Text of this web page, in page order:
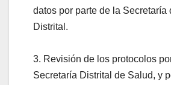
datos por parte de la Secretaría
Distrital.
3. Revisión de los protocolos
Secretaría Distrital de Salud, y